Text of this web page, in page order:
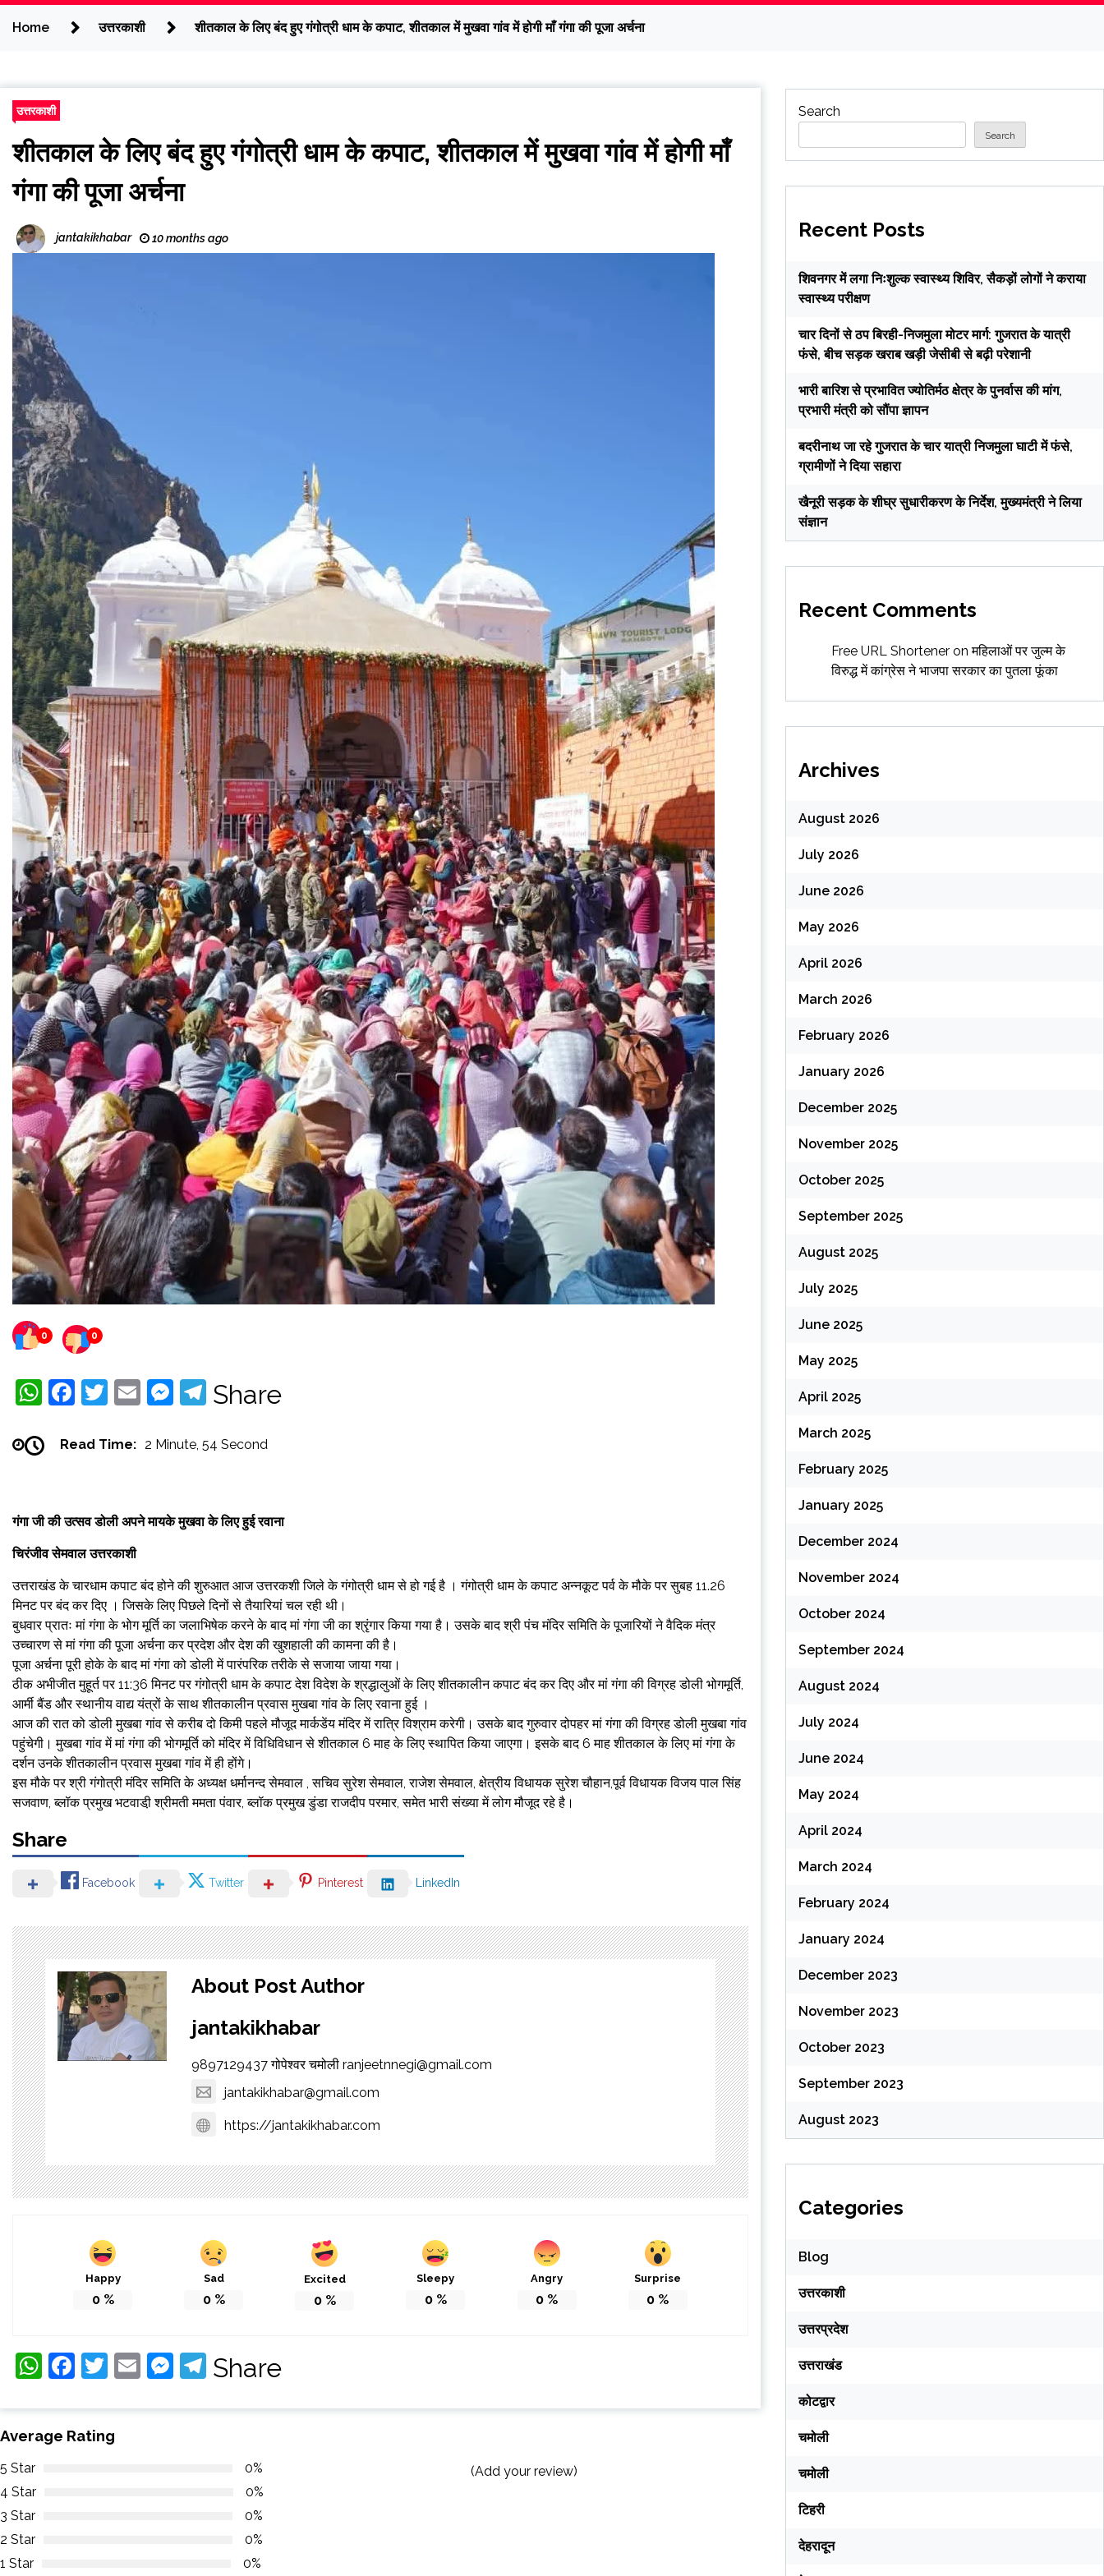
Home उत्तरकाशी शीतकाल के लिए बंद हुए गंगोत्री धाम के कपाट, शीतकाल में मुखवा गांव में होगी माँ गंगा की पूजा अर्चना
उत्तरकाशी
शीतकाल के लिए बंद हुए गंगोत्री धाम के कपाट, शीतकाल में मुखवा गांव में होगी माँ
गंगा की पूजा अर्चना
jantakikhabar 10 months ago
0 0
WhatsApp
Facebook
Twitter
EmailMessenger
Telegram
Share
Read Time: 2 Minute, 54 Second
गंगा जी की उत्सव डोली अपने मायके मुखवा के लिए हुई रवाना
चिरंजीव सेमवाल उत्तरकाशी
उत्तराखंड के चारधाम कपाट बंद होने की शुरुआत आज उत्तरकशी जिले के गंगोत्री धाम से हो गई है । गंगोत्री धाम के कपाट अन्नकूट पर्व के मौके पर सुबह 11.26
मिनट पर बंद कर दिए । जिसके लिए पिछले दिनों से तैयारियां चल रही थी।
बुधवार प्रातः मां गंगा के भोग मूर्ति का जलाभिषेक करने के बाद मां गंगा जी का श्रृंगार किया गया है। उसके बाद श्री पंच मंदिर समिति के पूजारियों ने वैदिक मंत्र
उच्चारण से मां गंगा की पूजा अर्चना कर प्रदेश और देश की खुशहाली की कामना की है।
पूजा अर्चना पूरी होके के बाद मां गंगा को डोली में पारंपरिक तरीके से सजाया जाया गया।
ठीक अभीजीत मुहूर्त पर 11:36 मिनट पर गंगोत्री धाम के कपाट देश विदेश के श्रद्धालुओं के लिए शीतकालीन कपाट बंद कर दिए और मां गंगा की विग्रह डोली भोगमूर्ति,
आर्मी बैंड और स्थानीय वाद्य यंत्रों के साथ शीतकालीन प्रवास मुखबा गांव के लिए रवाना हुई ।
आज की रात को डोली मुखबा गांव से करीब दो किमी पहले मौजूद मार्कडेंय मंदिर में रात्रि विश्राम करेगी। उसके बाद गुरुवार दोपहर मां गंगा की विग्रह डोली मुखबा गांव
पहुंचेगी। मुखबा गांव में मां गंगा की भोगमूर्ति को मंदिर में विधिविधान से शीतकाल 6 माह के लिए स्थापित किया जाएगा। इसके बाद 6 माह शीतकाल के लिए मां गंगा के
दर्शन उनके शीतकालीन प्रवास मुखबा गांव में ही होंगे।
इस मौके पर श्री गंगोत्री मंदिर समिति के अध्यक्ष धर्मानन्द सेमवाल , सचिव सुरेश सेमवाल, राजेश सेमवाल, क्षेत्रीय विधायक सुरेश चौहान,पूर्व विधायक विजय पाल सिंह
सजवाण, ब्लॉक प्रमुख भटवाडी़ श्रीमती ममता पंवार, ब्लॉक प्रमुख डुंडा राजदीप परमार, समेत भारी संख्या में लोग मौजूद रहे है।
Share
Facebook Twitter Pinterest LinkedIn
About Post Author
jantakikhabar
9897129437 गोपेश्वर चमोली ranjeetnnegi@gmail.com
jantakikhabar@gmail.com
https://jantakikhabar.com
Happy
0%
Sad
0%
Excited
0%
Sleepy
0%
Angry
0 %
Surprise
0 %
WhatsApp
Facebook
Twitter
EmailMessenger
Telegram
Share
Average Rating
5 Star
0%
4 Star
0%
3 Star
0%
2 Star
0%
1 Star
0%
(Add your review)
Search
Search
Recent Posts
शिवनगर में लगा निःशुल्क स्वास्थ्य शिविर, सैकड़ों लोगों ने कराया
स्वास्थ्य परीक्षण
चार दिनों से ठप बिरही-निजमुला मोटर मार्ग: गुजरात के यात्री
फंसे, बीच सड़क खराब खड़ी जेसीबी से बढ़ी परेशानी
भारी बारिश से प्रभावित ज्योतिर्मठ क्षेत्र के पुनर्वास की मांग,
प्रभारी मंत्री को सौंपा ज्ञापन
बदरीनाथ जा रहे गुजरात के चार यात्री निजमुला घाटी में फंसे,
ग्रामीणों ने दिया सहारा
खैनूरी सड़क के शीघ्र सुधारीकरण के निर्देश, मुख्यमंत्री ने लिया
संज्ञान
Recent Comments
Free URL Shorteneronमहिलाओं पर जुल्म के
विरुद्ध में कांग्रेस ने भाजपा सरकार का पुतला फूंका
Archives
August 2026
July 2026
June 2026
May 2026
April 2026
March 2026
February 2026
January 2026
December 2025
November 2025
October 2025
September 2025
August 2025
July 2025
June 2025
May 2025
April 2025
March 2025
February 2025
January 2025
December 2024
November 2024
October 2024
September 2024
August 2024
July 2024
June 2024
May 2024
April 2024
March 2024
February 2024
January 2024
December 2023
November 2023
October 2023
September 2023
August 2023
Categories
Blog
उत्तरकाशी
उत्तरप्रदेश
उत्तराखंड
कोटद्वार
चमोली
चमोली
टिहरी
देहरादून